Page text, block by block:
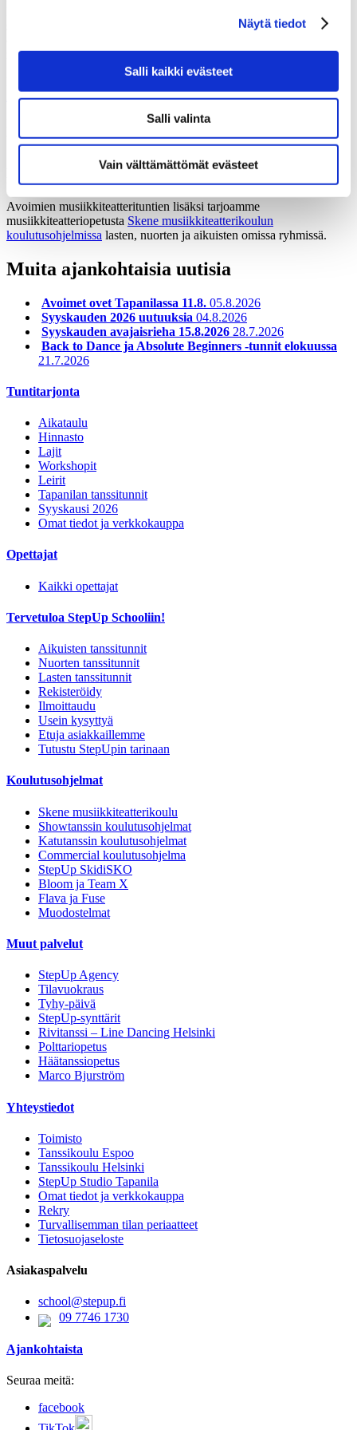
Näytä tiedot
Salli kaikki evästeet
Salli valinta
Vain välttämättömät evästeet
suunniteltu pääosin omilla jaloilla liikkuville, mutta sille voivat
ilman avustajaa.
Alma Parry.
Ilmoittautuminen avoimille musiikkiteatteritunneille tapahtuu samaan
tapaan kuin avoimille tanssitunneille.Ilmoittautumisohjeet ››
Avoimien musiikkiteatterituntien hinnat määräytyvät tunnin pituuden
mukaan, kuten tanssitunneillakin.
Avoimien musiikkiteatterituntien lisäksi tarjoamme
musiikkiteatteriopetusta Skene musiikkiteatterikoulun
koulutusohjelmissa lasten, nuorten ja aikuisten omissa ryhmissä.
Muita ajankohtaisia uutisia
Avoimet ovet Tapanilassa 11.8. 05.8.2026
Syyskauden 2026 uutuuksia 04.8.2026
Syyskauden avajaisrieha 15.8.2026 28.7.2026
Back to Dance ja Absolute Beginners -tunnit elokuussa
21.7.2026
Tuntitarjonta
Aikataulu
Hinnasto
Lajit
Workshopit
Leirit
Tapanilan tanssitunnit
Syyskausi 2026
Omat tiedot ja verkkokauppa
Opettajat
Kaikki opettajat
Tervetuloa StepUp Schooliin!
Aikuisten tanssitunnit
Nuorten tanssitunnit
Lasten tanssitunnit
Rekisteröidy
Ilmoittaudu
Usein kysyttyä
Etuja asiakkaillemme
Tutustu StepUpin tarinaan
Koulutusohjelmat
Skene musiikkiteatterikoulu
Showtanssin koulutusohjelmat
Katutanssin koulutusohjelmat
Commercial koulutusohjelma
StepUp SkidiSKO
Bloom ja Team X
Flava ja Fuse
Muodostelmat
Muut palvelut
StepUp Agency
Tilavuokraus
Tyhy-päivä
StepUp-synttärit
Rivitanssi – Line Dancing Helsinki
Polttariopetus
Häätanssiopetus
Marco Bjurström
Yhteystiedot
Toimisto
Tanssikoulu Espoo
Tanssikoulu Helsinki
StepUp Studio Tapanila
Omat tiedot ja verkkokauppa
Rekry
Turvallisemman tilan periaatteet
Tietosuojaseloste
Asiakaspalvelu
school@stepup.fi
09 7746 1730
Ajankohtaista
Seuraa meitä:
facebook